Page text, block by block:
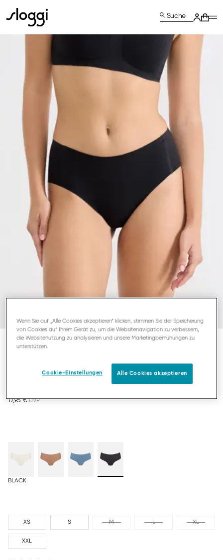
Suche
17,95 €
BLACK
XS S M L XL
XXL
Wenn Sie auf „Alle Cookies akzeptieren“ klicken, stimmen Sie der Speicherung
von Cookies auf Ihrem Gerät zu, um die Websitenavigation zu verbessern,
die Websitenutzung zu analysieren und unsere Marketingbemühungen zu
unterstützen.
Cookie-Einstellungen Alle Cookies akzeptieren